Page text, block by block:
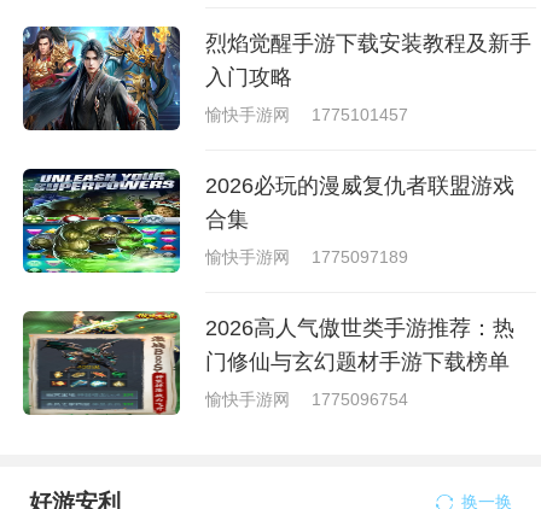
烈焰觉醒手游下载安装教程及新手
入门攻略
愉快手游网 1775101457
2026必玩的漫威复仇者联盟游戏
合集
愉快手游网 1775097189
2026高人气傲世类手游推荐：热
门修仙与玄幻题材手游下载榜单
愉快手游网 1775096754
好游安利 换一换